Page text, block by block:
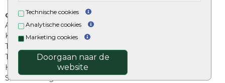
Technische cookies
Analytische cookies
Marketing cookies
Doorgaan naar de
website
Overig
Aanbiedingen
Kunstgras
Tuintegels outlet
Terrastegels leggen
Hoe richt ik een landelijke tuin in?
Sierbestrating schoonmaken